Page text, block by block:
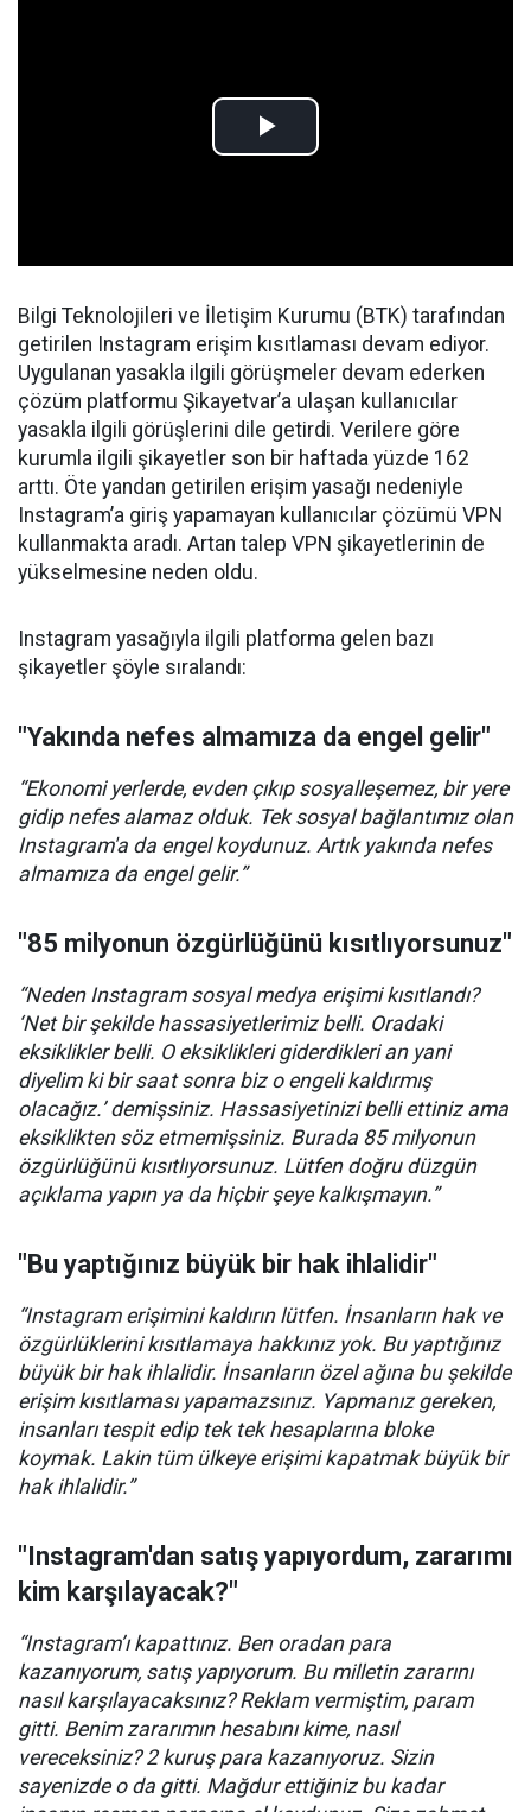
Bilgi Teknolojileri ve İletişim Kurumu (BTK) tarafından
getirilen Instagram erişim kısıtlaması devam ediyor.
Uygulanan yasakla ilgili görüşmeler devam ederken
çözüm platformu Şikayetvar’a ulaşan kullanıcılar
yasakla ilgili görüşlerini dile getirdi. Verilere göre
kurumla ilgili şikayetler son bir haftada yüzde 162
arttı. Öte yandan getirilen erişim yasağı nedeniyle
Instagram’a giriş yapamayan kullanıcılar çözümü VPN
kullanmakta aradı. Artan talep VPN şikayetlerinin de
yükselmesine neden oldu.
Instagram yasağıyla ilgili platforma gelen bazı
şikayetler şöyle sıralandı:
"Yakında nefes almamıza da engel gelir"
“Ekonomi yerlerde, evden çıkıp sosyalleşemez, bir yere
gidip nefes alamaz olduk. Tek sosyal bağlantımız olan
Instagram'a da engel koydunuz. Artık yakında nefes
almamıza da engel gelir.”
"85 milyonun özgürlüğünü kısıtlıyorsunuz"
“Neden Instagram sosyal medya erişimi kısıtlandı?
‘Net bir şekilde hassasiyetlerimiz belli. Oradaki
eksiklikler belli. O eksiklikleri giderdikleri an yani
diyelim ki bir saat sonra biz o engeli kaldırmış
olacağız.’ demişsiniz. Hassasiyetinizi belli ettiniz ama
eksiklikten söz etmemişsiniz. Burada 85 milyonun
özgürlüğünü kısıtlıyorsunuz. Lütfen doğru düzgün
açıklama yapın ya da hiçbir şeye kalkışmayın.”
"Bu yaptığınız büyük bir hak ihlalidir"
“Instagram erişimini kaldırın lütfen. İnsanların hak ve
özgürlüklerini kısıtlamaya hakkınız yok. Bu yaptığınız
büyük bir hak ihlalidir. İnsanların özel ağına bu şekilde
erişim kısıtlaması yapamazsınız. Yapmanız gereken,
insanları tespit edip tek tek hesaplarına bloke
koymak. Lakin tüm ülkeye erişimi kapatmak büyük bir
hak ihlalidir.”
"Instagram'dan satış yapıyordum, zararımı
kim karşılayacak?"
“Instagram’ı kapattınız. Ben oradan para
kazanıyorum, satış yapıyorum. Bu milletin zararını
nasıl karşılayacaksınız? Reklam vermiştim, param
gitti. Benim zararımın hesabını kime, nasıl
vereceksiniz? 2 kuruş para kazanıyoruz. Sizin
sayenizde o da gitti. Mağdur ettiğiniz bu kadar